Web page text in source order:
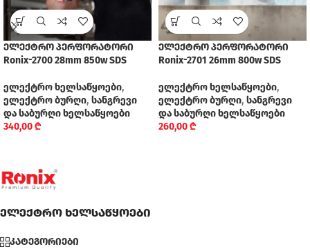
ელექტრო პერფორატორი
Ronix-2700 28mm 850w SDS
ელექტრო ხელსაწყოები,
ელექტრო ბურღი, სანგრევი
და საბურღი ხელსაწყოები
340,00₾
ელექტრო პერფორატორი
Ronix-2701 26mm 800w SDS
ელექტრო ხელსაწყოები,
ელექტრო ბურღი, სანგრევი
და საბურღი ხელსაწყოები
260,00₾
ელექტრო ხელსაწყოები
კატეგორიები